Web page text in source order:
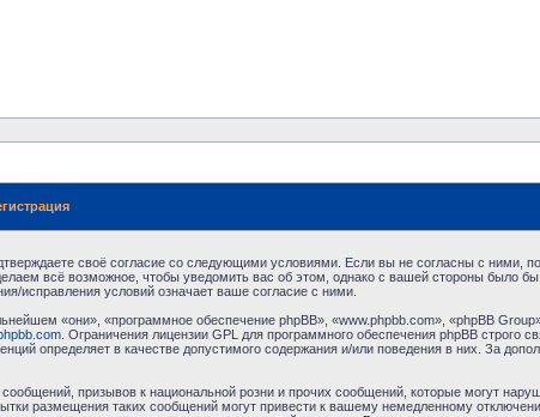
своё согласие со следующими условиями. Если вы не согласны с ними,
всё возможное, чтобы уведомить вас об этом, однако с вашей стороны было
исправления условий означает ваше согласие с ними.
«они», «программное обеспечение phpBB», «www.phpbb.com», «phpBB
. Ограничения лицензии GPL для программного обеспечения phpBB строго
определяет в качестве допустимого содержания и/или поведения в них. За
призывов к национальной розни и прочих сообщений, которые могут
размещения таких сообщений могут привести к вашему немедленному